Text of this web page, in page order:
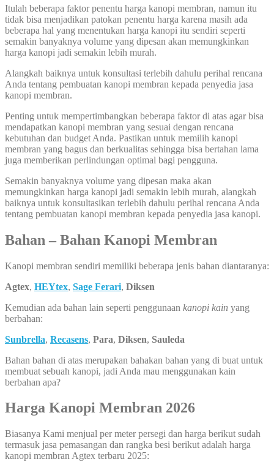
Itulah beberapa faktor penentu harga kanopi membran, namun itu
tidak bisa menjadikan patokan penentu harga karena masih ada
beberapa hal yang menentukan harga kanopi itu sendiri seperti
semakin banyaknya volume yang dipesan akan memungkinkan
harga kanopi jadi semakin lebih murah.
Alangkah baiknya untuk konsultasi terlebih dahulu perihal rencana
Anda tentang pembuatan kanopi membran kepada penyedia jasa
kanopi membran.
Penting untuk mempertimbangkan beberapa faktor di atas agar bisa
mendapatkan kanopi membran yang sesuai dengan rencana
kebutuhan dan budget Anda. Pastikan untuk memilih kanopi
membran yang bagus dan berkualitas sehingga bisa bertahan lama
juga memberikan perlindungan optimal bagi pengguna.
Semakin banyaknya volume yang dipesan maka akan
memungkinkan harga kanopi jadi semakin lebih murah, alangkah
baiknya untuk konsultasikan terlebih dahulu perihal rencana Anda
tentang pembuatan kanopi membran kepada penyedia jasa kanopi.
Bahan – Bahan Kanopi Membran
Kanopi membran sendiri memiliki beberapa jenis bahan diantaranya:
Agtex, HEYtex, Sage Ferari, Diksen
Kemudian ada bahan lain seperti penggunaan kanopi kain yang
berbahan:
Sunbrella, Recasens, Para, Diksen, Sauleda
Bahan bahan di atas merupakan bahakan bahan yang di buat untuk
membuat sebuah kanopi, jadi Anda mau menggunakan kain
berbahan apa?
Harga Kanopi Membran 2026
Biasanya Kami menjual per meter persegi dan harga berikut sudah
termasuk jasa pemasangan dan rangka besi berikut adalah harga
kanopi membran Agtex terbaru 2025: